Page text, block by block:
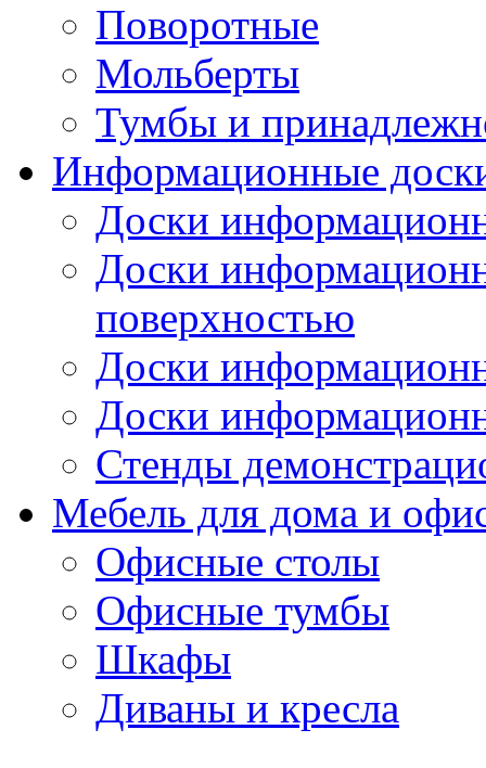
Поворотные
Мольберты
Тумбы и
Информационные
Доски
Доски
поверхностью
Доски
Доски
Стенды
Мебель для дома и
Офисные столы
Офисные тумбы
Шкафы
Диваны и кресла